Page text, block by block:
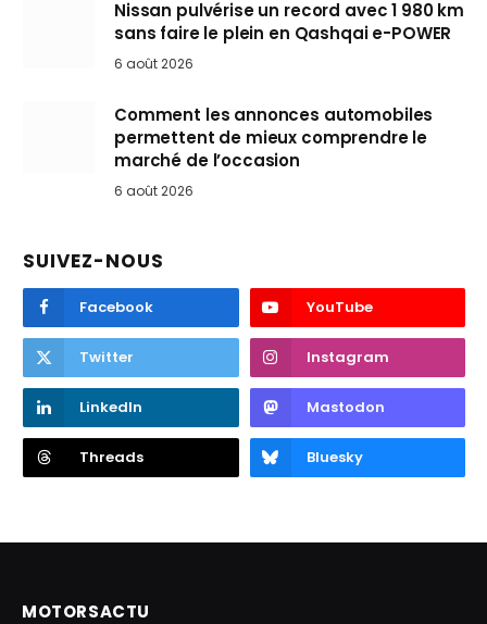
Nissan pulvérise un record avec 1 980 km
sans faire le plein en Qashqai e-POWER
6 août 2026
Comment les annonces automobiles
permettent de mieux comprendre le
marché de l’occasion
6 août 2026
SUIVEZ-NOUS
Facebook YouTube
Twitter Instagram
LinkedIn Mastodon
Threads Bluesky
MOTORSACTU